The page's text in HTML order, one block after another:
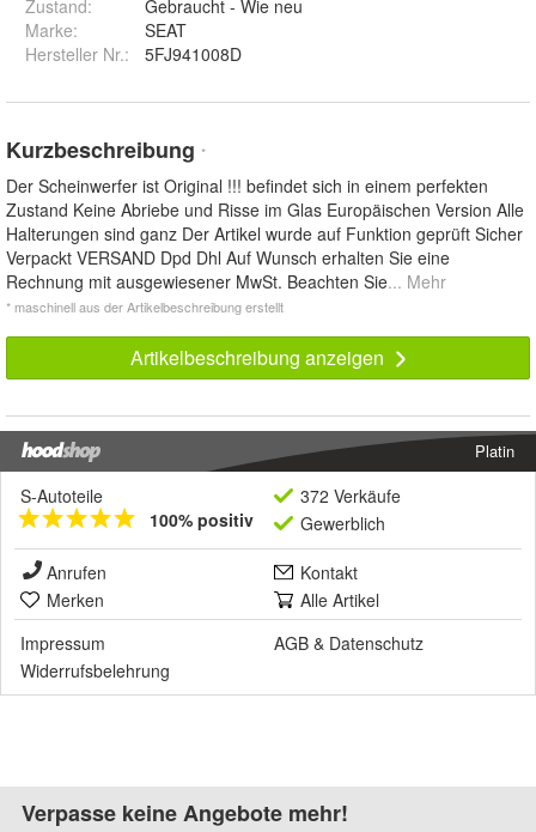
Zustand:
Gebraucht - Wie neu
Marke:
SEAT
Hersteller Nr.:
5FJ941008D
Kurzbeschreibung *
Der Scheinwerfer ist Original !!! befindet sich in einem perfekten
Zustand Keine Abriebe und Risse im Glas Europäischen Version Alle
Halterungen sind ganz Der Artikel wurde auf Funktion geprüft Sicher
Verpackt VERSAND Dpd Dhl Auf Wunsch erhalten Sie eine
Rechnung mit ausgewiesener MwSt. Beachten Sie... Mehr
* maschinell aus der Artikelbeschreibung erstellt
Artikelbeschreibung anzeigen
Platin
S-Autoteile
100% positiv
372 Verkäufe
Gewerblich
Anrufen
Kontakt
Merken
Alle Artikel
Impressum
AGB & Datenschutz
Widerrufsbelehrung
Verpasse keine Angebote mehr!